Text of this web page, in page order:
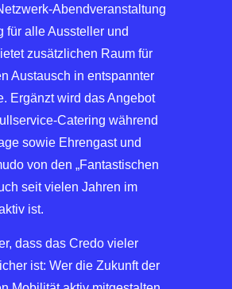
Abendveranstaltung
für alle Aussteller und
zusätzlichen Raum für
Austausch in entspannter
Ergänzt wird das Angebot
Catering während
sowie Ehrengast und
von den „Fantastischen
seit vielen Jahren im
ist.
dass das Credo vieler
ist: Wer die Zukunft der